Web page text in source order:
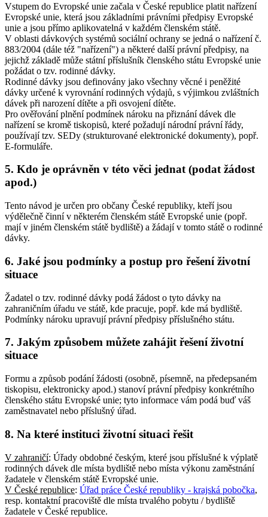
Vstupem do Evropské unie začala v České republice platit nařízení
Evropské unie, která jsou základními právními předpisy Evropské
unie a jsou přímo aplikovatelná v každém členském státě.
V oblasti dávkových systémů sociální ochrany se jedná o nařízení č.
883/2004 (dále též "nařízení") a některé další právní předpisy, na
jejichž základě může státní příslušník členského státu Evropské unie
požádat o tzv. rodinné dávky.
Rodinné dávky jsou definovány jako všechny věcné i peněžité
dávky určené k vyrovnání rodinných výdajů, s výjimkou zvláštních
dávek při narození dítěte a při osvojení dítěte.
Pro ověřování plnění podmínek nároku na přiznání dávek dle
nařízení se kromě tiskopisů, které požadují národní právní řády,
používají tzv. SEDy (strukturované elektronické dokumenty), popř.
E-formuláře.
5. Kdo je oprávněn v této věci jednat (podat žádost
apod.)
Tento návod je určen pro občany České republiky, kteří jsou
výdělečně činní v některém členském státě Evropské unie (popř.
mají v jiném členském státě bydliště) a žádají v tomto státě o rodinné
dávky.
6. Jaké jsou podmínky a postup pro řešení životní
situace
Žadatel o tzv. rodinné dávky podá žádost o tyto dávky na
zahraničním úřadu ve státě, kde pracuje, popř. kde má bydliště.
Podmínky nároku upravují právní předpisy příslušného státu.
7. Jakým způsobem můžete zahájit řešení životní
situace
Formu a způsob podání žádosti (osobně, písemně, na předepsaném
tiskopisu, elektronicky apod.) stanoví právní předpisy konkrétního
členského státu Evropské unie; tyto informace vám podá buď váš
zaměstnavatel nebo příslušný úřad.
8. Na které instituci životní situaci řešit
V zahraničí: Úřady obdobné českým, které jsou příslušné k výplatě
rodinných dávek dle místa bydliště nebo místa výkonu zaměstnání
žadatele v členském státě Evropské unie.
V České republice: Úřad práce České republiky - krajská pobočka,
resp. kontaktní pracoviště dle místa trvalého pobytu / bydliště
žadatele v České republice.